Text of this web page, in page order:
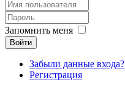
Запомнить меня
Войти
Забыли данные входа?
Регистрация